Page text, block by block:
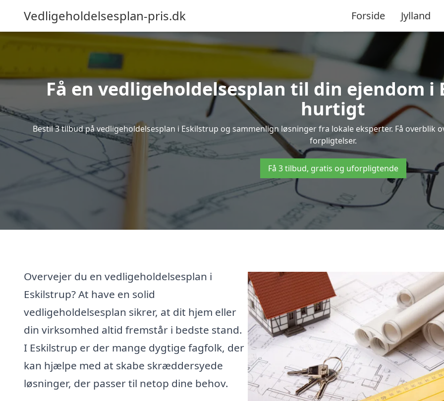
Vedligeholdelsesplan-pris.dk Forside Jylland
Få en vedligeholdelsesplan til din ejendom i
hurtigt
Bestil 3 tilbud på vedligeholdelsesplan i Eskilstrup og sammenlign løsninger fra lokale eksperter. Få overblik
forpligtelser.
Få 3 tilbud, gratis og uforpligtende
Overvejer du en vedligeholdelsesplan i
Eskilstrup? At have en solid
vedligeholdelsesplan sikrer, at dit hjem eller
din virksomhed altid fremstår i bedste stand.
I Eskilstrup er der mange dygtige fagfolk, der
kan hjælpe med at skabe skræddersyede
løsninger, der passer til netop dine behov.